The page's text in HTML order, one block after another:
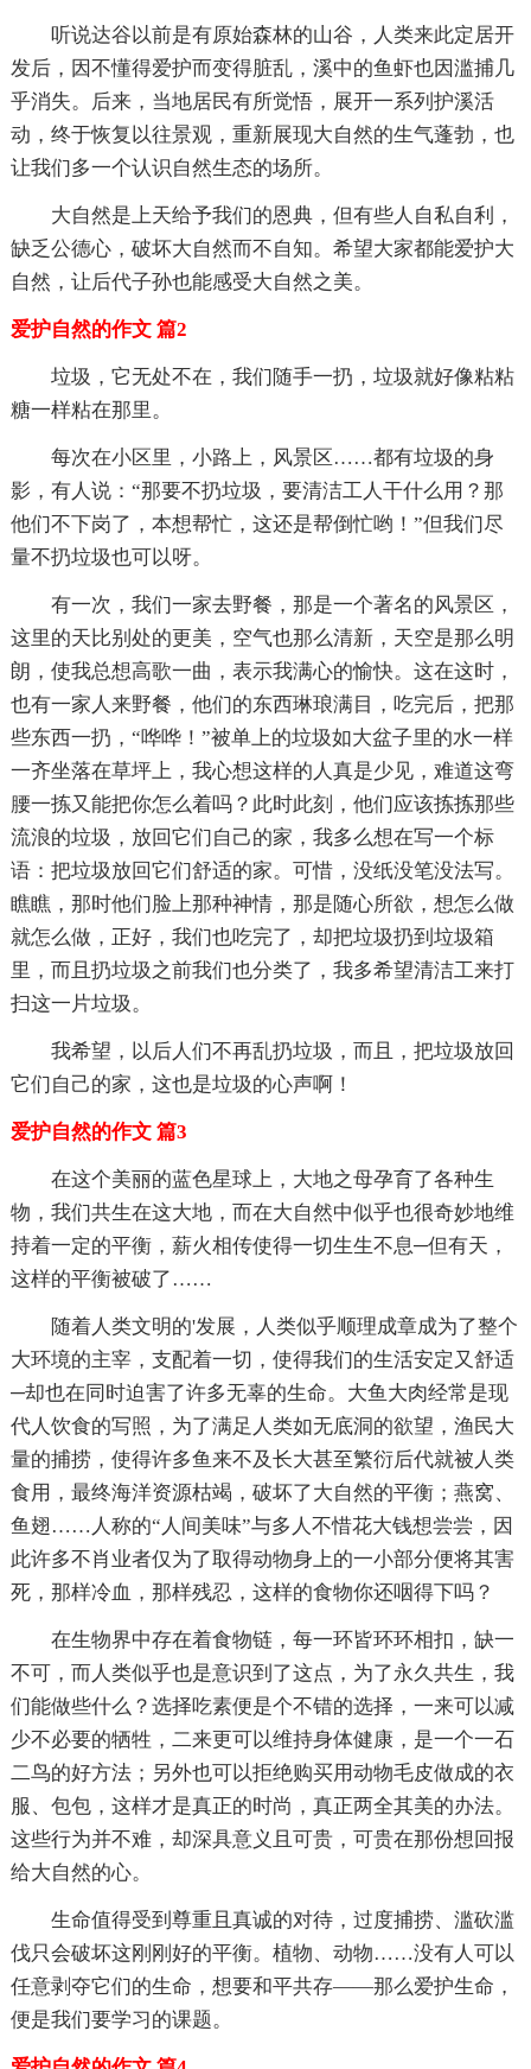
听说达谷以前是有原始森林的山谷，人类来此定居开
发后，因不懂得爱护而变得脏乱，溪中的鱼虾也因滥捕几
乎消失。后来，当地居民有所觉悟，展开一系列护溪活
动，终于恢复以往景观，重新展现大自然的生气蓬勃，也
让我们多一个认识自然生态的场所。
大自然是上天给予我们的恩典，但有些人自私自利，
缺乏公德心，破坏大自然而不自知。希望大家都能爱护大
自然，让后代子孙也能感受大自然之美。
爱护自然的作文 篇2
垃圾，它无处不在，我们随手一扔，垃圾就好像粘粘
糖一样粘在那里。
每次在小区里，小路上，风景区……都有垃圾的身
影，有人说：“那要不扔垃圾，要清洁工人干什么用？那
他们不下岗了，本想帮忙，这还是帮倒忙哟！”但我们尽
量不扔垃圾也可以呀。
有一次，我们一家去野餐，那是一个著名的风景区，
这里的天比别处的更美，空气也那么清新，天空是那么明
朗，使我总想高歌一曲，表示我满心的愉快。这在这时，
也有一家人来野餐，他们的东西琳琅满目，吃完后，把那
些东西一扔，“哗哗！”被单上的垃圾如大盆子里的水一样
一齐坐落在草坪上，我心想这样的人真是少见，难道这弯
腰一拣又能把你怎么着吗？此时此刻，他们应该拣拣那些
流浪的垃圾，放回它们自己的家，我多么想在写一个标
语：把垃圾放回它们舒适的家。可惜，没纸没笔没法写。
瞧瞧，那时他们脸上那种神情，那是随心所欲，想怎么做
就怎么做，正好，我们也吃完了，却把垃圾扔到垃圾箱
里，而且扔垃圾之前我们也分类了，我多希望清洁工来打
扫这一片垃圾。
我希望，以后人们不再乱扔垃圾，而且，把垃圾放回
它们自己的家，这也是垃圾的心声啊！
爱护自然的作文 篇3
在这个美丽的蓝色星球上，大地之母孕育了各种生
物，我们共生在这大地，而在大自然中似乎也很奇妙地维
持着一定的平衡，薪火相传使得一切生生不息─但有天，
这样的平衡被破了……
随着人类文明的'发展，人类似乎顺理成章成为了整个
大环境的主宰，支配着一切，使得我们的生活安定又舒适
─却也在同时迫害了许多无辜的生命。大鱼大肉经常是现
代人饮食的写照，为了满足人类如无底洞的欲望，渔民大
量的捕捞，使得许多鱼来不及长大甚至繁衍后代就被人类
食用，最终海洋资源枯竭，破坏了大自然的平衡；燕窝、
鱼翅……人称的“人间美味”与多人不惜花大钱想尝尝，因
此许多不肖业者仅为了取得动物身上的一小部分便将其害
死，那样冷血，那样残忍，这样的食物你还咽得下吗？
在生物界中存在着食物链，每一环皆环环相扣，缺一
不可，而人类似乎也是意识到了这点，为了永久共生，我
们能做些什么？选择吃素便是个不错的选择，一来可以减
少不必要的牺牲，二来更可以维持身体健康，是一个一石
二鸟的好方法；另外也可以拒绝购买用动物毛皮做成的衣
服、包包，这样才是真正的时尚，真正两全其美的办法。
这些行为并不难，却深具意义且可贵，可贵在那份想回报
给大自然的心。
生命值得受到尊重且真诚的对待，过度捕捞、滥砍滥
伐只会破坏这刚刚好的平衡。植物、动物……没有人可以
任意剥夺它们的生命，想要和平共存——那么爱护生命，
便是我们要学习的课题。